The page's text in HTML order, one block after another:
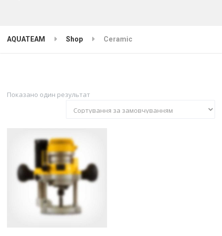
AQUATEAM Shop Ceramic
Показано один результат